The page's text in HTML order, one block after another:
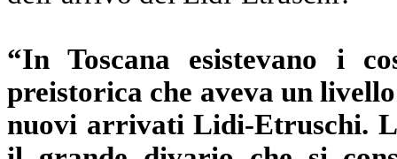
“In Toscana esistevano i
preistorica che aveva un
nuovi arrivati Lidi-Etruschi.